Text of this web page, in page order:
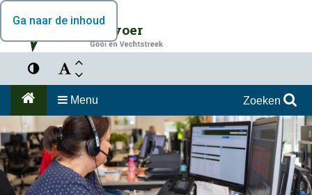
Ga naar de inhoud
Vervoer
Menu Zoeken